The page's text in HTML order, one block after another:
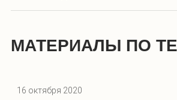
МАТЕРИАЛЫ ПО
16 октября 2020